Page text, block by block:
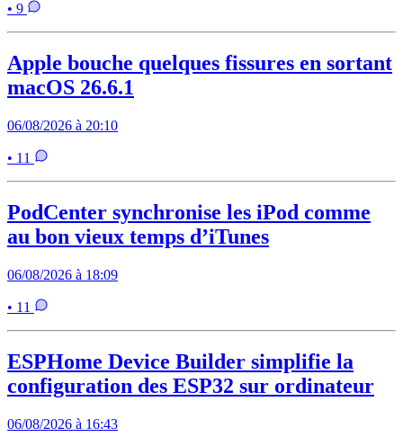
• 9
Apple bouche quelques fissures en sortant
macOS 26.6.1
06/08/2026 à 20:10
• 11
PodCenter synchronise les iPod comme
au bon vieux temps d’iTunes
06/08/2026 à 18:09
• 11
ESPHome Device Builder simplifie la
configuration des ESP32 sur ordinateur
06/08/2026 à 16:43